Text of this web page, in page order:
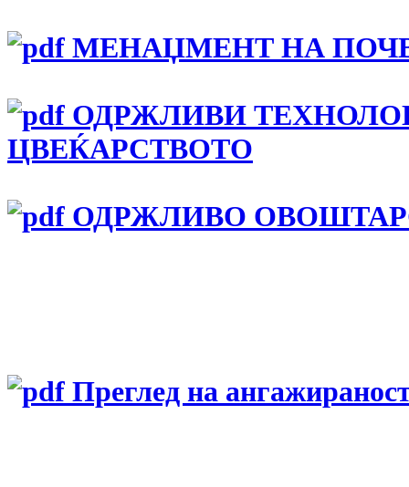
МЕНАЏМЕНТ НА
ОДРЖЛИВИ
ЦВЕЌАРСТВОТО
ОДРЖЛИВО
Преглед на